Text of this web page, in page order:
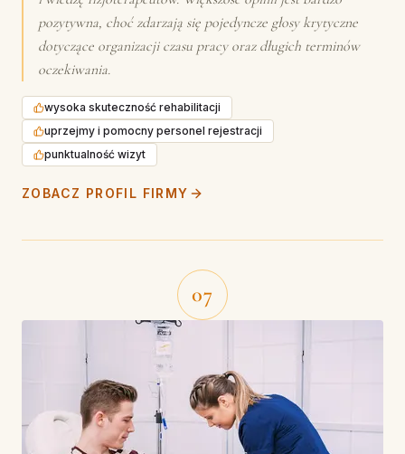
pozytywna, choć zdarzają się pojedyncze głosy krytyczne
dotyczące organizacji czasu pracy oraz długich terminów
oczekiwania.
wysoka skuteczność rehabilitacji
uprzejmy i pomocny personel rejestracji
punktualność wizyt
ZOBACZ PROFIL FIRMY
07